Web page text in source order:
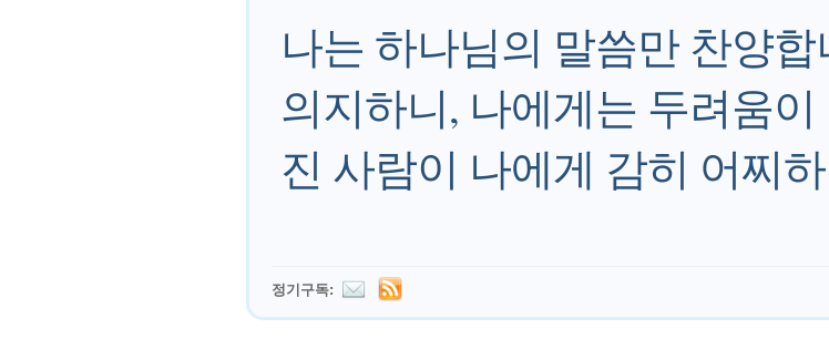
나는 하나님의 말씀만 찬양
의지하니, 나에게는 두려움
진 사람이 나에게 감히 어찌
정기구독: